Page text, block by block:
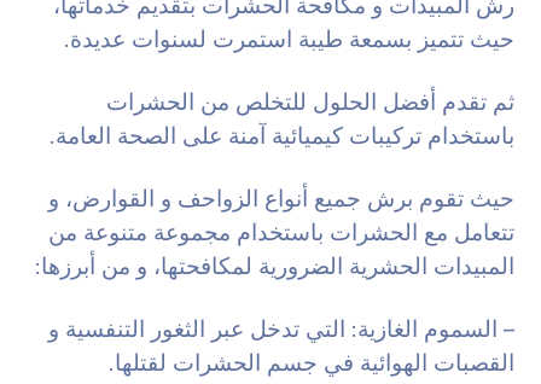
حيث تتميز بسمعة طيبة استمرت لسنوات عديدة.
ثم تقدم أفضل الحلول للتخلص من الحشرات
باستخدام تركيبات كيميائية آمنة على الصحة العامة.
حيث تقوم برش جميع أنواع الزواحف و القوارض، و
تتعامل مع الحشرات باستخدام مجموعة متنوعة من
المبيدات الحشرية الضرورية لمكافحتها، و من أبرزها:
– السموم الغازية: التي تدخل عبر الثغور التنفسية و
القصبات الهوائية في جسم الحشرات لقتلها.